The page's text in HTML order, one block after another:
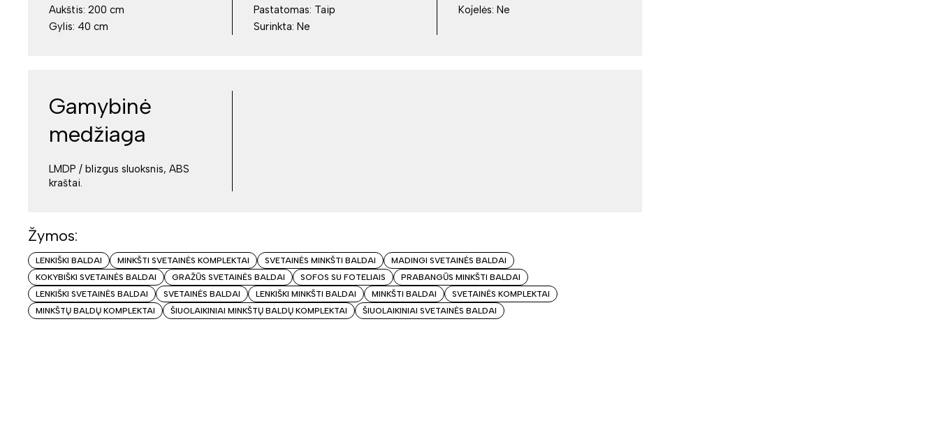
Aukštis: 200 cm
Gylis: 40 cm
Pastatomas: Taip
Surinkta: Ne
Kojelės: Ne
Gamybinė
medžiaga
LMDP / blizgus sluoksnis, ABS
kraštai.
Žymos:
LENKIŠKI BALDAI MINKŠTI SVETAINĖS KOMPLEKTAI SVETAINĖS MINKŠTI BALDAI
MADINGI SVETAINĖS BALDAI
KOKYBIŠKI SVETAINĖS BALDAI
GRAŽŪS SVETAINĖS BALDAI SOFOS SU FOTELIAIS
PRABANGŪS MINKŠTI BALDAI
LENKIŠKI SVETAINĖS BALDAI
SVETAINĖS BALDAI LENKIŠKI MINKŠTI BALDAI MINKŠTI BALDAI
SVETAINĖS KOMPLEKTAI
MINKŠTŲ BALDŲ KOMPLEKTAI
ŠIUOLAIKINIAI MINKŠTŲ BALDŲ KOMPLEKTAI ŠIUOLAIKINIAI SVETAINĖS BALDAI